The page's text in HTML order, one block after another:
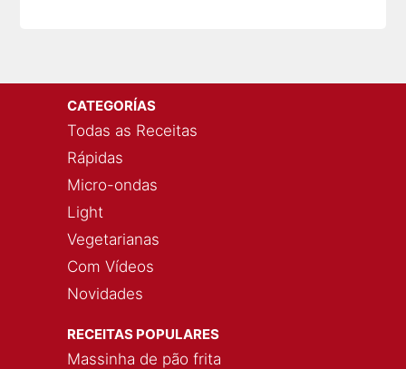
CATEGORÍAS
Todas as Receitas
Rápidas
Micro-ondas
Light
Vegetarianas
Com Vídeos
Novidades
RECEITAS POPULARES
Massinha de pão frita